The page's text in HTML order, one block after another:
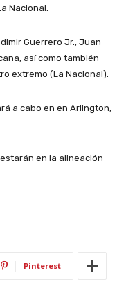
Nacional.
Guerrero Jr., Juan
así como también
extremo (La Nacional).
a cabo en en Arlington,
en la alineación
Pinterest